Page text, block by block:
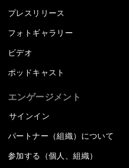
プレスリリース
フォトギャラリー
ビデオ
ポッドキャスト
エンゲージメント
サインイン
パートナー（組織）について
参加する（個人、組織）